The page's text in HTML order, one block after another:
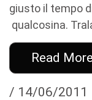
giusto il tempo
qualcosina.
Read More
/ 14/06/2011